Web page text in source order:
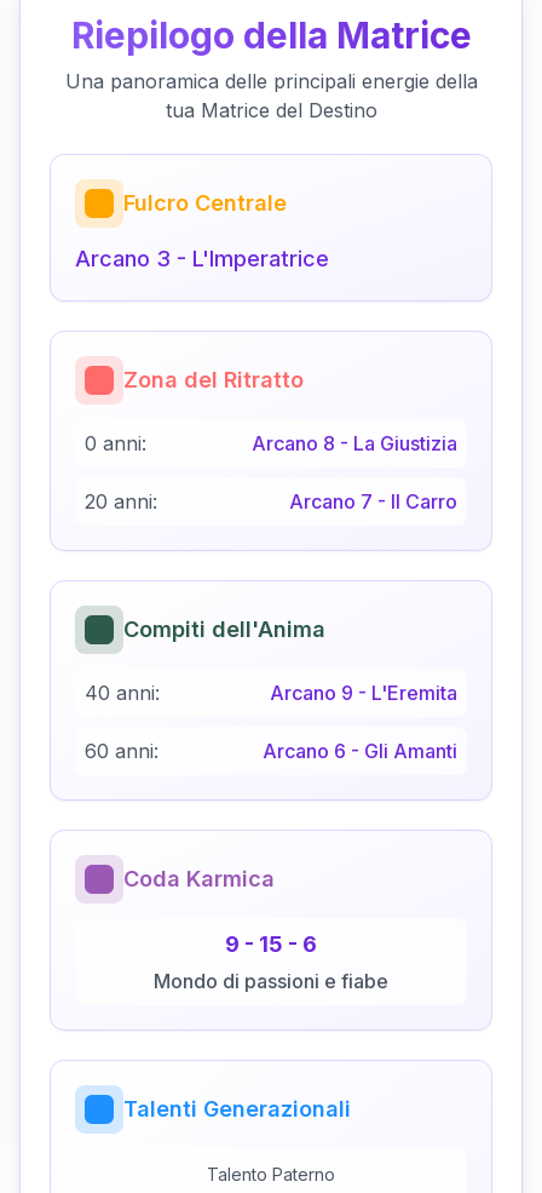
Riepilogo della Matrice
Una panoramica delle principali energie della
tua Matrice del Destino
Fulcro Centrale
Arcano 3 - L'Imperatrice
Zona del Ritratto
0 anni: Arcano 8 - La Giustizia
20 anni: Arcano 7 - Il Carro
Compiti dell'Anima
40 anni: Arcano 9 - L'Eremita
60 anni: Arcano 6 - Gli Amanti
Coda Karmica
9 - 15 - 6
Mondo di passioni e fiabe
Talenti Generazionali
Talento Paterno